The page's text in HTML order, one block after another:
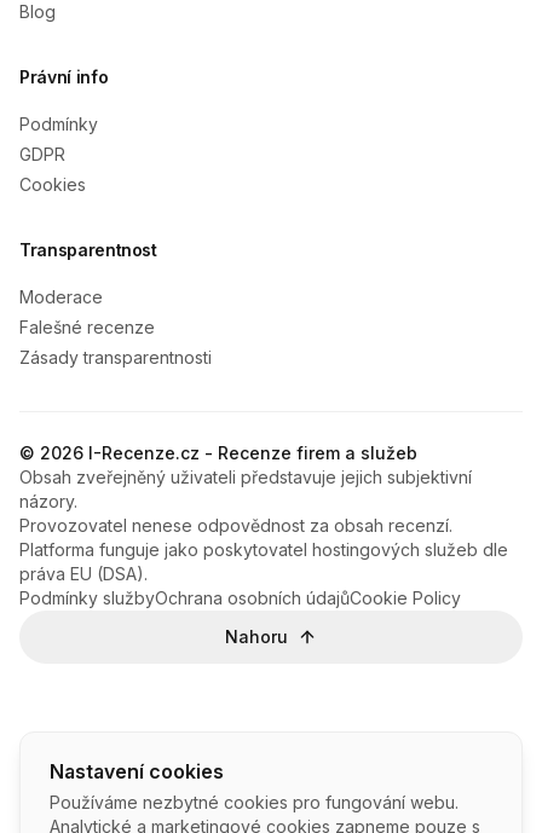
Nastavení cookies
Používáme nezbytné cookies pro fungování webu.
Analytické a marketingové cookies zapneme pouze s
Blog
Právní info
Podmínky
GDPR
Cookies
Transparentnost
Moderace
Falešné recenze
Zásady transparentnosti
© 2026 I-Recenze.cz - Recenze firem a služeb
Obsah zveřejněný uživateli představuje jejich subjektivní
názory.
Provozovatel nenese odpovědnost za obsah recenzí.
Platforma funguje jako poskytovatel hostingových služeb dle
práva EU (DSA).
Podmínky službyOchrana osobních údajůCookie Policy
Nahoru